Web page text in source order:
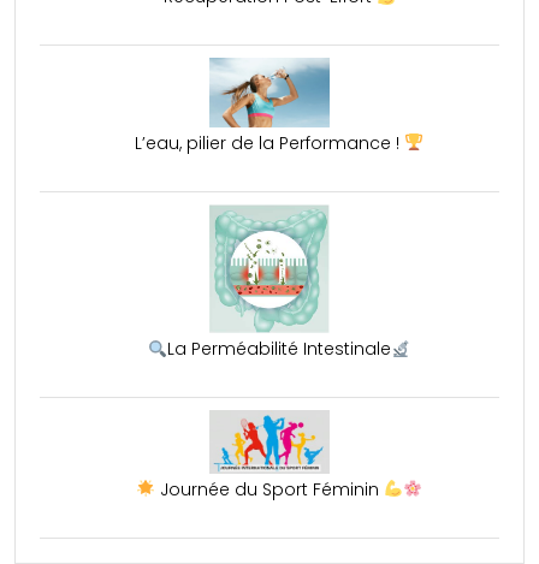
L’eau, pilier de la Performance !
La Perméabilité Intestinale
Journée du Sport Féminin